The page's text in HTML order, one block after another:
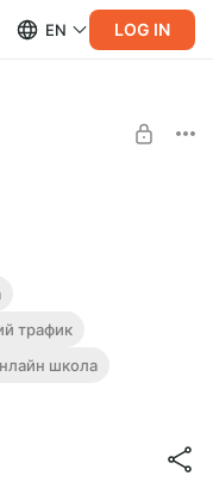
EN LOG IN
БЕЗ
репетиторов
продажи с первых
контента ❤️
трафик
школа